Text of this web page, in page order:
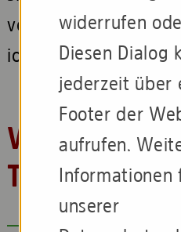
vel es net, cusciet
iosant molupta tu
Weitere
Tour
widerrufen
Diesen Dialog
jederzeit über
Footer der
aufrufen.
Informationen
unserer